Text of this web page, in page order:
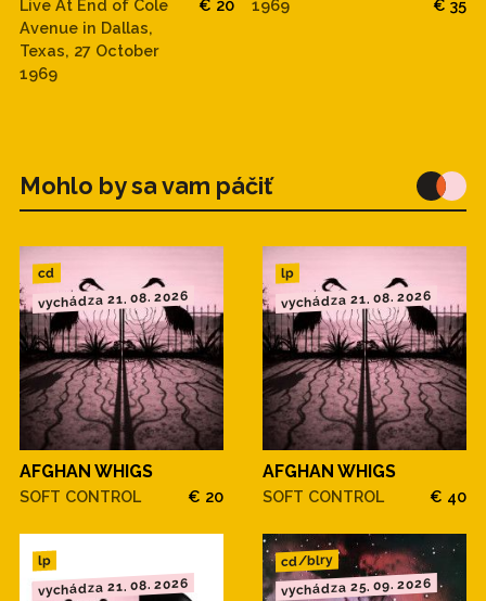
Live At End of Cole
Avenue in Dallas,
Texas, 27 October
1969
€ 20 1969 € 35
Mohlo by sa vam páčiť
cd
vychádza 21. 08. 2026
AFGHAN WHIGS
SOFT CONTROL € 20
lp
vychádza 21. 08. 2026
AFGHAN WHIGS
SOFT CONTROL € 40
lp
vychádza 21. 08. 2026
cd/blry
vychádza 25. 09. 2026